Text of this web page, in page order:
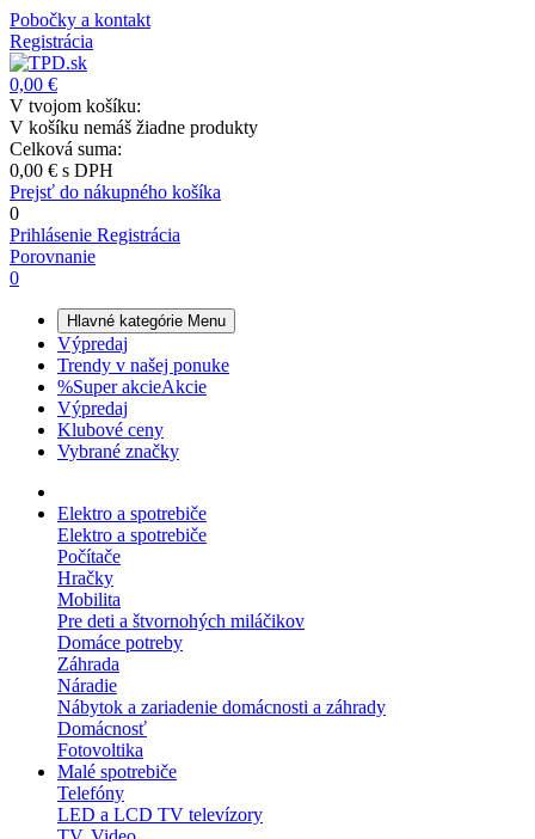
Pobočky a kontakt
Registrácia
0,00 €
V tvojom košíku:
V košíku nemáš žiadne produkty
Celková suma:
0,00 € s DPH
Prejsť do nákupného košíka
0
Prihlásenie Registrácia
Porovnanie
0
Hlavné kategórie Menu
Výpredaj
Trendy v našej ponuke
%Super akcieAkcie
Výpredaj
Klubové ceny
Vybrané značky
Elektro a spotrebiče
Elektro a spotrebiče
Počítače
Hračky
Mobilita
Pre deti a štvornohých miláčikov
Domáce potreby
Záhrada
Náradie
Nábytok a zariadenie domácnosti a záhrady
Domácnosť
Fotovoltika
Malé spotrebiče
Telefóny
LED a LCD TV televízory